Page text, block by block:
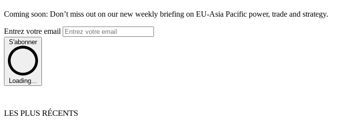
Coming soon: Don’t miss out on our new weekly briefing on EU-Asia Pacific power, trade and strategy.
Entrez votre email
S'abonner
Loading...
LES PLUS RÉCENTS